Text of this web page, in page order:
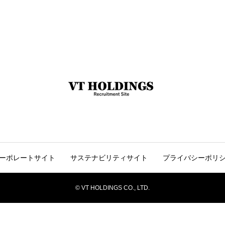
ポレートサイト サステナビリティサイト プライバシーポリ
© VT HOLDINGS CO., LTD.